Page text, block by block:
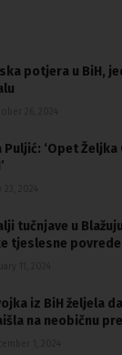
potjera u BiH,
Puljić: ‘Opet
tučnjave u
tjeslesne povrede
iz BiH željela
na neobičnu